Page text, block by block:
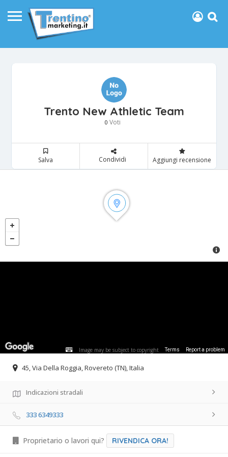
Trento New Athletic Team
0 Voti
Salva Condividi Aggiungi recensione
Image may be subject to copyright Terms Report a problem
45, Via Della Roggia, Rovereto (TN), Italia
Indicazioni stradali
333 6349333
Proprietario o lavori qui? RIVENDICA ORA!